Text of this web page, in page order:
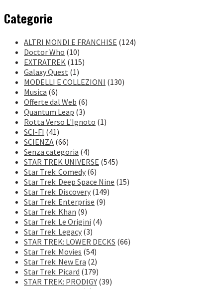
Categorie
ALTRI MONDI E FRANCHISE (124)
Doctor Who (10)
EXTRATREK (115)
Galaxy Quest (1)
MODELLI E COLLEZIONI (130)
Musica (6)
Offerte dal Web (6)
Quantum Leap (3)
Rotta Verso L'Ignoto (1)
SCI-FI (41)
SCIENZA (66)
Senza categoria (4)
STAR TREK UNIVERSE (545)
Star Trek: Comedy (6)
Star Trek: Deep Space Nine (15)
Star Trek: Discovery (149)
Star Trek: Enterprise (9)
Star Trek: Khan (9)
Star Trek: Le Origini (4)
Star Trek: Legacy (3)
STAR TREK: LOWER DECKS (66)
Star Trek: Movies (54)
Star Trek: New Era (2)
Star Trek: Picard (179)
STAR TREK: PRODIGY (39)